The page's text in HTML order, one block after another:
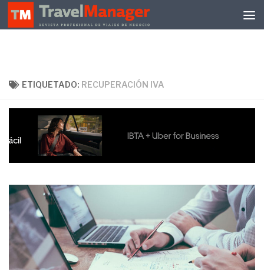
Debajo del contenido
ETIQUETADO: RECUPERACIÓN IVA